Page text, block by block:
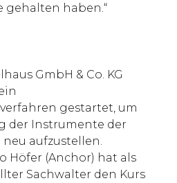
gehalten haben.“
GmbH & Co. KG
gestartet, um
der Instrumente der
aufzustellen.
Höfer (Anchor) hat als
Sachwalter den Kurs